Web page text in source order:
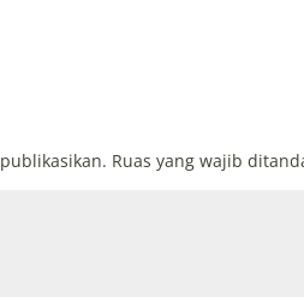
Ruas yang wajib